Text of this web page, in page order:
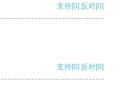
支持[0] 反对[0]
支持[0] 反对[0]